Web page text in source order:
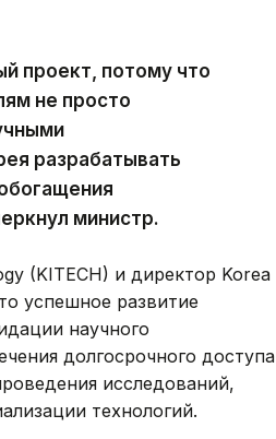
проект, потому что
не просто
разрабатывать
министр.
(KITECH) и директор Korea
успешное развитие
научного
долгосрочного доступа
исследований,
технологий.